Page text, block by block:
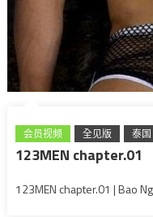
会员视频 全见版 泰国
123MEN chapter.01
123MEN chapter.01 | Bao